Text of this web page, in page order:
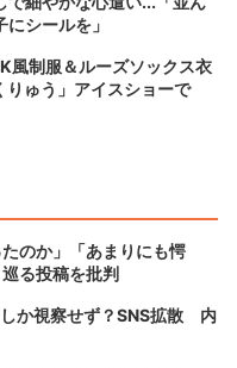
シールを」
風制服＆ルーズソックス衣
ゅう」アイスショーで
のか」「あまりにも愕
る投稿を批判
か視察せず？SNS拡散 内